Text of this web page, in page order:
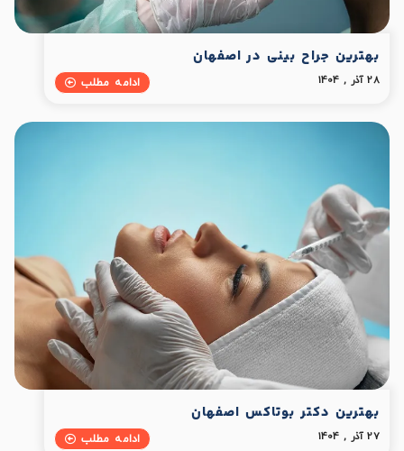
بهترین جراح بینی در اصفهان
28 آذر , 1404 ادامه مطلب
بهترین دکتر بوتاکس اصفهان
27 آذر , 1404 ادامه مطلب